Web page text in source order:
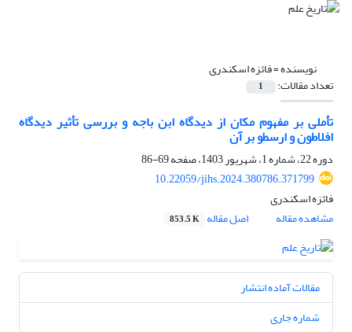
نویسنده =فائزه اسکندری
تعداد مقالات: 1
تأملی بر مفهوم مکان از دیدگاه ابن باجه و بررسی تأثیر دیدگاه
افلاطون و ارسطو بر آن
دوره 22، شماره 1، شهریور 1403، صفحه
69-86
10.22059/jihs.2024.380786.371799
فائزه اسکندری
مشاهده مقاله
اصل مقاله 853.5 K
مقالات آماده انتشار
شماره جاری